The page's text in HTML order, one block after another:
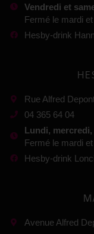
Vendredi et
Fermé le mardi
Hesby-drink
Rue Alfred
04 365 64 04
Lundi,
Fermé le mardi
Hesby-drink
Avenue Alfred